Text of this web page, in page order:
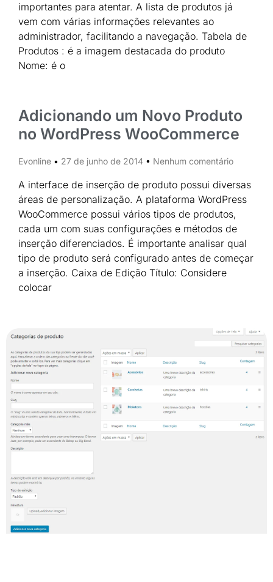
importantes para atentar. A lista de produtos já
vem com várias informações relevantes ao
administrador, facilitando a navegação. Tabela de
Produtos : é a imagem destacada do produto
Nome: é o
Adicionando um Novo Produto
no WordPress WooCommerce
Evonline 27 de junho de 2014 Nenhum comentário
A interface de inserção de produto possui diversas
áreas de personalização. A plataforma WordPress
WooCommerce possui vários tipos de produtos,
cada um com suas configurações e métodos de
inserção diferenciados. É importante analisar qual
tipo de produto será configurado antes de começar
a inserção. Caixa de Edição Título: Considere
colocar